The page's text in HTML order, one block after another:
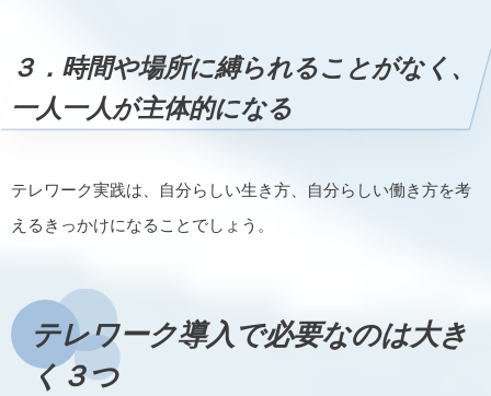
３．時間や場所に縛られることがなく、
一人一人が主体的になる
テレワーク実践は、自分らしい生き方、自分らしい働き方を考
えるきっかけになることでしょう。
テレワーク導入で必要なのは大き
く３つ